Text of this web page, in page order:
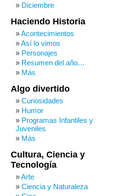
Diciembre
Haciendo Historia
Acontecimientos
Así lo vimos
Personajes
Resumen del año…
Más
Algo divertido
Curiosidades
Humor
Programas Infantiles y
Juveniles
Más
Cultura, Ciencia y
Tecnología
Arte
Ciencia y Naturaleza